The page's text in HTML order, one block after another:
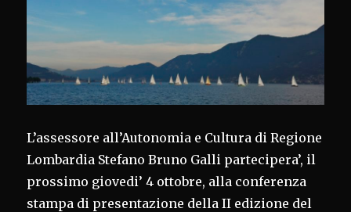
L’assessore all’Autonomia e Cultura di Regione
Lombardia Stefano Bruno Galli partecipera’, il
prossimo giovedi’ 4 ottobre, alla conferenza
stampa di presentazione della II edizione del